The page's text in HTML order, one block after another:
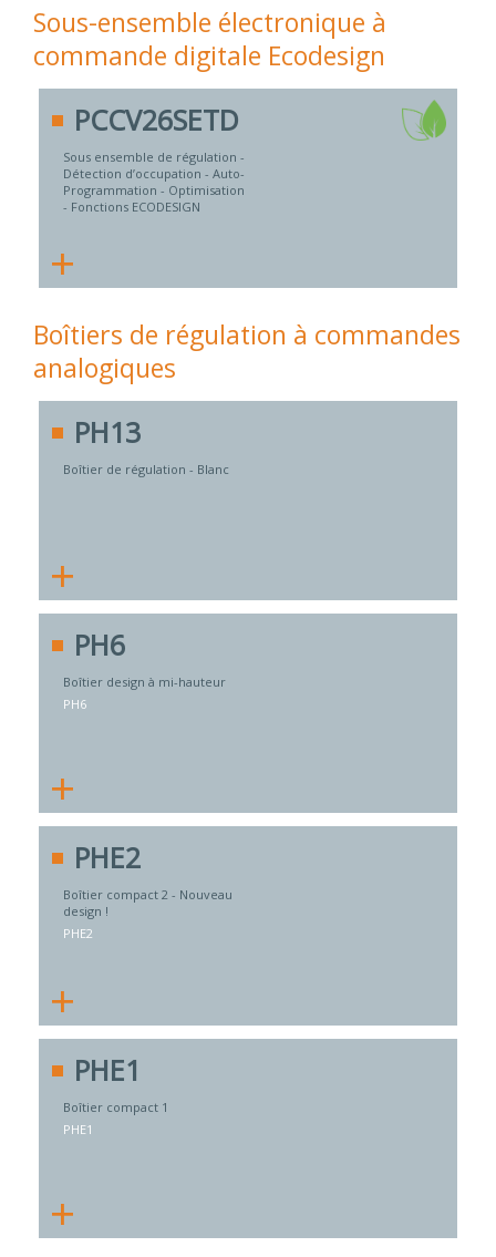
Sous-ensemble électronique à
commande digitale Ecodesign
PCCV26SETD
Sous ensemble de régulation -
Détection d’occupation - Auto-
Programmation - Optimisation
- Fonctions ECODESIGN
+
Boîtiers de régulation à commandes
analogiques
PH13
Boîtier de régulation - Blanc
+
PH6
Boîtier design à mi-hauteur
PH6
+
PHE2
Boîtier compact 2 - Nouveau
design !
PHE2
+
PHE1
Boîtier compact 1
PHE1
+